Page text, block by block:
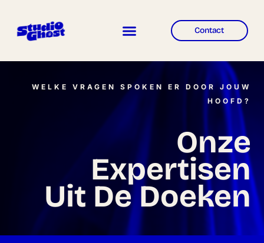
Contact
WELKE VRAGEN SPOKEN ER DOOR JOUW
HOOFD?
Onze
Expertisen
Uit De Doeken